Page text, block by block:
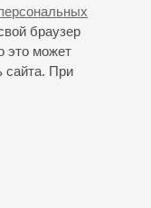
браузер
это может
сайта. При